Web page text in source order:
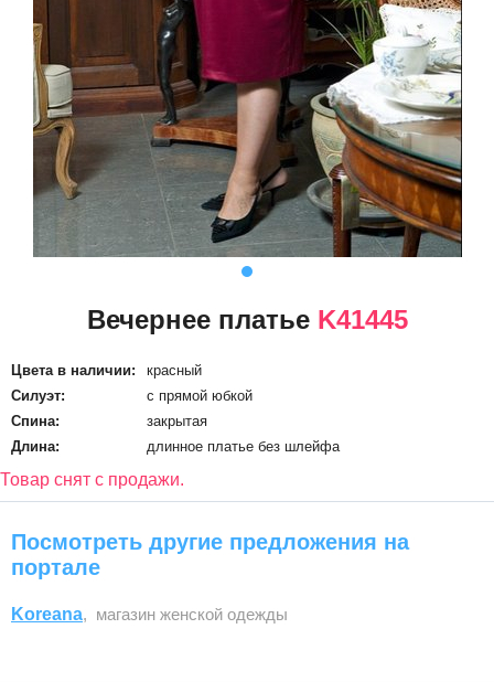
Вечернее платье K41445
Цвета в наличии:
красный
Силуэт:
с прямой юбкой
Спина:
закрытая
Длина:
длинное платье без шлейфа
Товар снят с продажи.
Посмотреть другие предложения на
портале
Koreana, магазин женской одежды